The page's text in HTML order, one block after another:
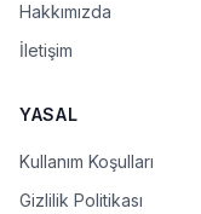
Hakkımızda
İletişim
YASAL
Kullanım Koşulları
Gizlilik Politikası